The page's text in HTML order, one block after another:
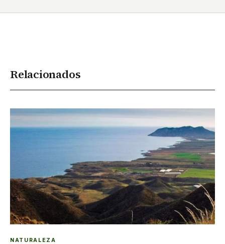
Relacionados
NATURALEZA